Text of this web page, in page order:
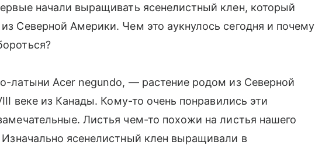
начали выращивать ясенелистный клен, который
Северной Америки. Чем это аукнулось сегодня и почему
латыни Acer negundo, — растение родом из Северной
веке из Канады. Кому-то очень понравились эти
Листья чем-то похожи на листья нашего
Изначально ясенелистный клен выращивали в